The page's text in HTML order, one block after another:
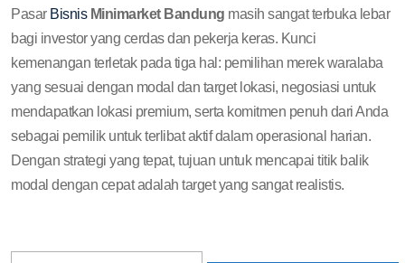
Pasar BisnisMinimarket Bandung masih sangat terbuka lebar
bagi investor yang cerdas dan pekerja keras. Kunci
kemenangan terletak pada tiga hal: pemilihan merek waralaba
yang sesuai dengan modal dan target lokasi, negosiasi untuk
mendapatkan lokasi premium, serta komitmen penuh dari Anda
sebagai pemilik untuk terlibat aktif dalam operasional harian.
Dengan strategi yang tepat, tujuan untuk mencapai titik balik
modal dengan cepat adalah target yang sangat realistis.